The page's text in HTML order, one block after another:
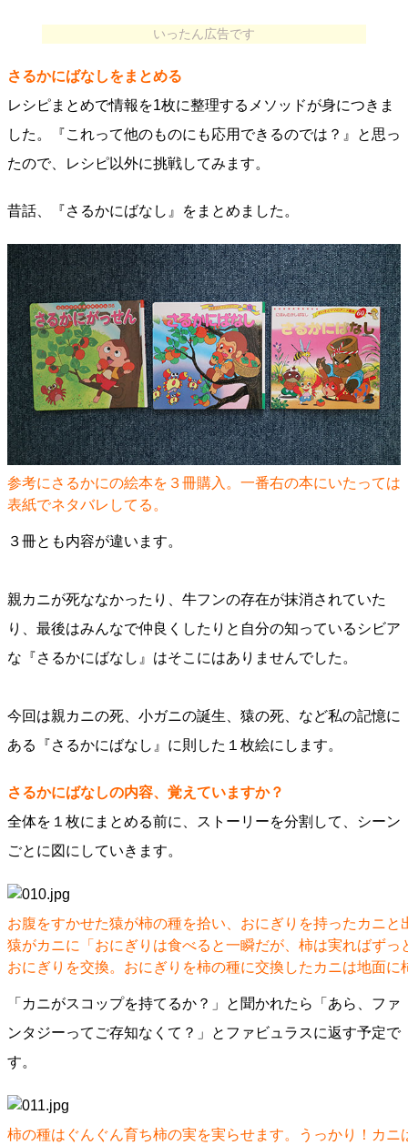
いったん広告です
さるかにばなしをまとめる
レシピまとめで情報を1枚に整理するメソッドが身につきま
した。『これって他のものにも応用できるのでは？』と思っ
たので、レシピ以外に挑戦してみます。
昔話、『さるかにばなし』をまとめました。
参考にさるかにの絵本を３冊購入。一番右の本にいたっては
表紙でネタバレしてる。
３冊とも内容が違います。
親カニが死ななかったり、牛フンの存在が抹消されていた
り、最後はみんなで仲良くしたりと自分の知っているシビア
な『さるかにばなし』はそこにはありませんでした。
今回は親カニの死、小ガニの誕生、猿の死、など私の記憶に
ある『さるかにばなし』に則した１枚絵にします。
さるかにばなしの内容、覚えていますか？
全体を１枚にまとめる前に、ストーリーを分割して、シーン
ごとに図にしていきます。
お腹をすかせた猿が柿の種を拾い、おにぎりを持ったカニと
猿がカニに「おにぎりは食べると一瞬だが、柿は実ればずっ
おにぎりを交換。おにぎりを柿の種に交換したカニは地面に
「カニがスコップを持てるか？」と聞かれたら「あら、ファ
ンタジーってご存知なくて？」とファビュラスに返す予定で
す。
柿の種はぐんぐん育ち柿の実を実らせます。うっかり！カニ